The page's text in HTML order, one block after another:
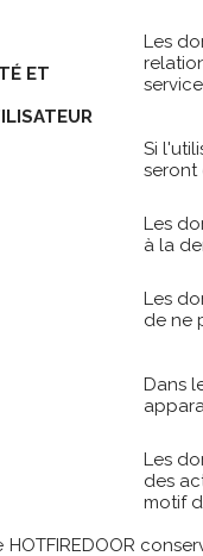
ET
Les
Si
seront
Les
à la
Les
de ne
Dans
Les
des
motif
HOTFIREDOOR